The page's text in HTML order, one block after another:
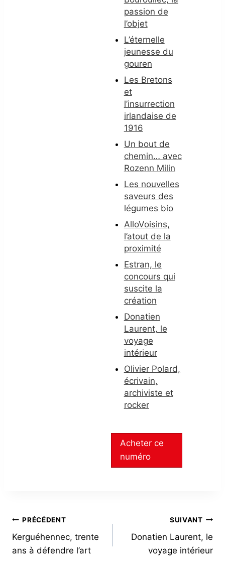
passion de
l’objet
L’éternelle
jeunesse du
gouren
Les Bretons
et
l’insurrection
irlandaise de
1916
Un bout de
chemin… avec
Rozenn Milin
Les nouvelles
saveurs des
légumes bio
AlloVoisins,
l’atout de la
proximité
Estran, le
concours qui
suscite la
création
Donatien
Laurent, le
voyage
intérieur
Olivier Polard,
écrivain,
archiviste et
rocker
Acheter ce
numéro
NAVIGATION
DE
PRÉCÉDENT
Kerguéhennec, trente
ans à défendre l’art
SUIVANT
Donatien Laurent, le
voyage intérieur